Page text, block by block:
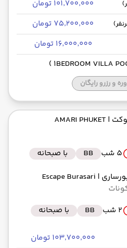
۱۰۱٬۷۰۰٬۰۰۰ تومان
۷۵٬۲۰۰٬۰۰۰ تومان
۱۶٬۰۰۰٬۰۰۰ تومان
و رزرو رایگان
| AMARI PHUKET
5 شب BB
با صبحانه
| Escape Burasari
2 شب BB با صبحانه
۱۰۳٬۷۰۰٬۰۰۰ تومان